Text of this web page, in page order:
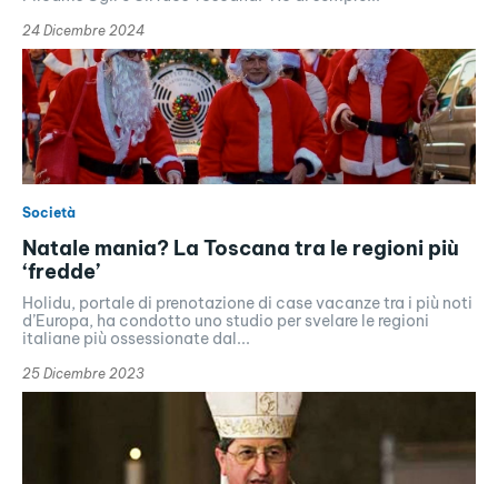
24 Dicembre 2024
Società
Natale mania? La Toscana tra le regioni più
‘fredde’
Holidu, portale di prenotazione di case vacanze tra i più noti
d’Europa, ha condotto uno studio per svelare le regioni
italiane più ossessionate dal...
25 Dicembre 2023